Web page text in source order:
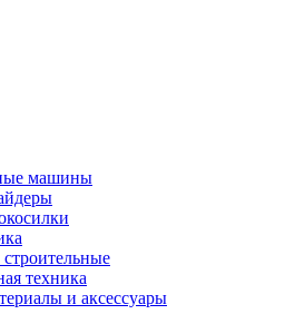
машины
техника
и аксессуары